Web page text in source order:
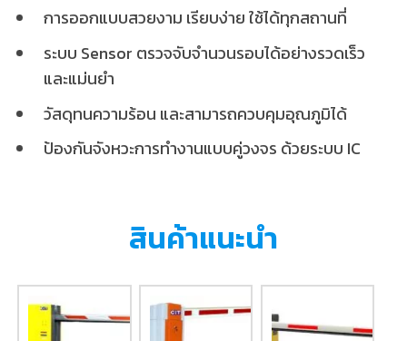
การออกแบบสวยงาม เรียบง่าย ใช้ได้ทุกสถานที่
ระบบ Sensor ตรวจจับจำนวนรอบได้อย่างรวดเร็ว
และแม่นยำ
วัสดุทนความร้อน และสามารถควบคุมอุณภูมิได้
ป้องกันจังหวะการทำงานแบบคู่วงจร ด้วยระบบ IC
สินค้าแนะนำ